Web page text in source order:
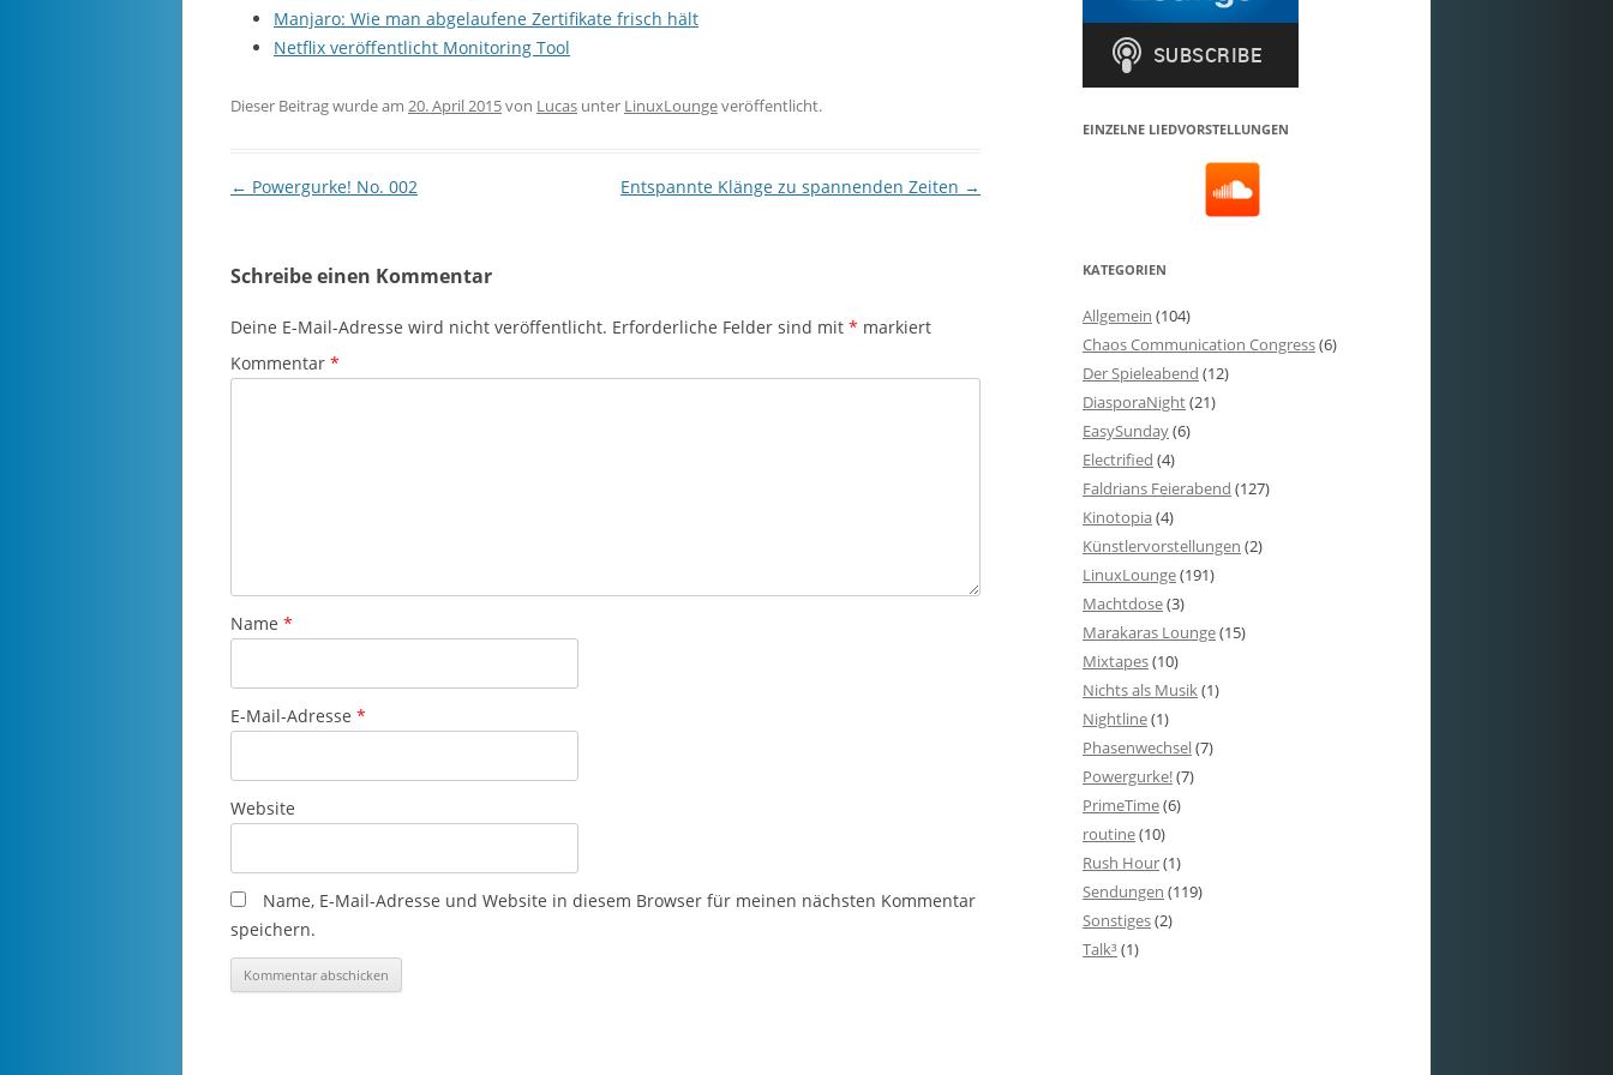
Manjaro: Wie man abgelaufene Zertifikate frisch hält
Netflix veröffentlicht Monitoring Tool
Dieser Beitrag wurde am 20. April 2015von Lucas unter LinuxLoungeveröffentlicht.
Beitragsnavigation
← Powergurke! No. 002 Entspannte Klänge zu spannenden Zeiten →
Schreibe einen Kommentar
Deine E-Mail-Adresse wird nicht veröffentlicht. Erforderliche Felder sind mit * markiert
Kommentar *
Name *
E-Mail-Adresse *
Website
Name, E-Mail-Adresse und Website in diesem Browser für meinen nächsten Kommentar
speichern.
EINZELNE LIEDVORSTELLUNGEN
KATEGORIEN
Allgemein (104)
Chaos Communication Congress(6)
Der Spieleabend (12)
DiasporaNight(21)
EasySunday(6)
Electrified (4)
Faldrians Feierabend (127)
Kinotopia(4)
Künstlervorstellungen (2)
LinuxLounge(191)
Machtdose(3)
Marakaras Lounge(15)
Mixtapes(10)
Nichts als Musik(1)
Nightline(1)
Phasenwechsel(7)
Powergurke!(7)
PrimeTime(6)
routine(10)
Rush Hour(1)
Sendungen (119)
Sonstiges(2)
Talk³ (1)